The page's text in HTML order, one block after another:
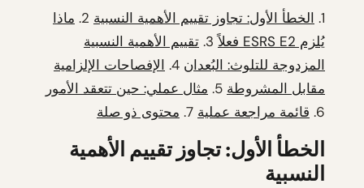
1. الخطأ الأول: تجاوز تقييم الأهمية النسبية
ماذا
يُلزم ESRS E2 فعلاً
3.
تقييم الأهمية النسبية
المزدوجة للتلوث: البُعدان
الإفصاحات الإلزامية
مقابل المشروطة
مثال عملي: حين تتعقد الأمور
6. قائمة مراجعة عملية محتوى ذو صلة
الخطأ الأول: تجاوز تقييم الأهمية
النسبية